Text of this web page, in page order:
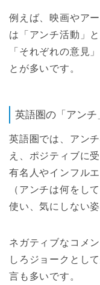
例えば、映画やア
は「アンチ活動」
「それぞれの意見
とが多いです。
英語圏の「アン
英語圏では、アン
え、ポジティブに
有名人やインフル
（アンチは何をし
使い、気にしない
ネガティブなコメ
しろジョークとし
言も多いです。